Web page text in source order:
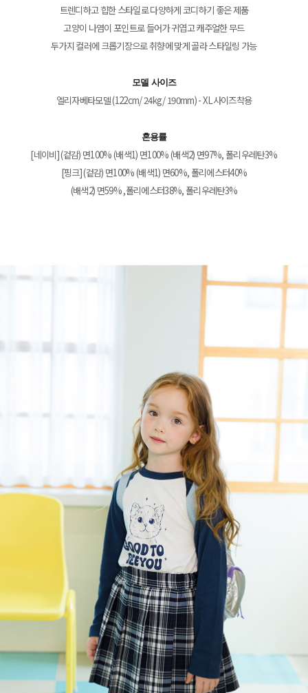
트렌디하고 힙한 스타일로 다양하게 코디하기 좋은 제품
고양이 나염이 포인트로 들어가 귀엽고 캐주얼한 무드
두가지 컬러에 크롭기장으로 취향에 맞게 골라 스타일링 가능
모델 사이즈
엘리자베타모델 (122cm/ 24kg/ 190mm) - XL사이즈착용
혼용률
[네이비] (겉감) 면100% (배색1) 면100% (배색2) 면97%, 폴리우레탄3%
[핑크] (겉감) 면100% (배색1) 면60%, 폴리에스터40%
(배색2) 면59% ,폴리에스터38%, 폴리우레탄3%